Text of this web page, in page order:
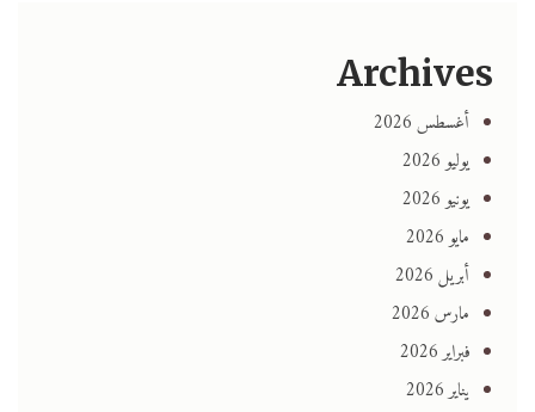
Archives
أغسطس 2026
يوليو 2026
يونيو 2026
مايو 2026
أبريل 2026
مارس 2026
فبراير 2026
يناير 2026